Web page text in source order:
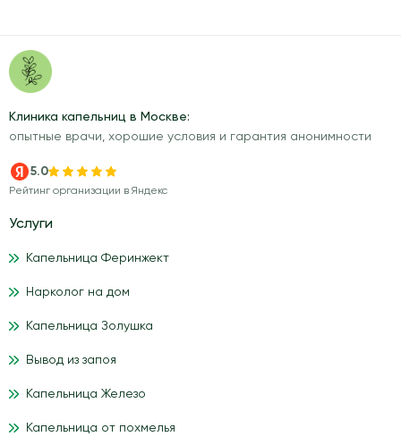
Клиника капельниц в Москве:
опытные врачи, хорошие условия и гарантия анонимности
5.0
Рейтинг организации в Яндекс
Услуги
Капельница Феринжект
Нарколог на дом
Капельница Золушка
Вывод из запоя
Капельница Железо
Капельница от похмелья